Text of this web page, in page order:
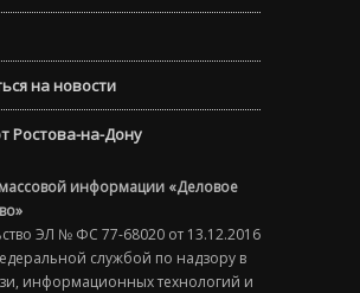
на новости
Ростова-на-Дону
информации «Деловое
ЭЛ № ФС 77-68020 от 13.12.2016
службой по надзору в
информационных технологий и